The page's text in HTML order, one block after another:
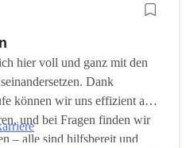
hier voll und ganz mit den
Dank
können wir uns effizient auf
und bei Fragen finden wir
– alle sind hilfsbereit und